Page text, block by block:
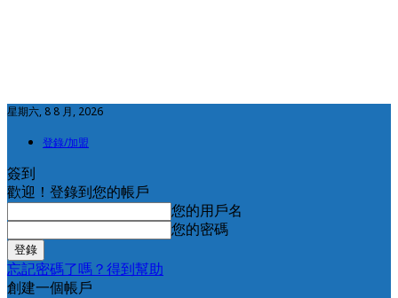
星期六, 8 8 月, 2026
登錄/加盟
簽到
歡迎！登錄到您的帳戶
您的用戶名
您的密碼
忘記密碼了嗎？得到幫助
創建一個帳戶